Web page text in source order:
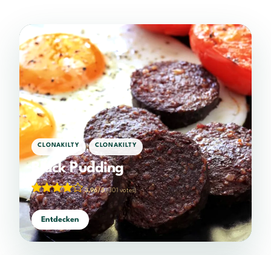
CLONAKILTY , CLONAKILTY
Black Pudding
3,96/5(301 votes)
Entdecken